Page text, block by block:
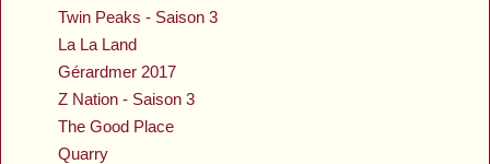
Twin Peaks - Saison 3
La La Land
Gérardmer 2017
Z Nation - Saison 3
The Good Place
Quarry